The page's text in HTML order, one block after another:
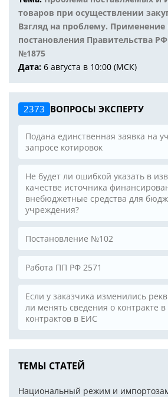
товаров при осуществлении
Взгляд на проблему.
постановления Правительства РФ
№1875
Дата: 6 августа в 10:00 (МСК)
2373 ВОПРОСЫ ЭКСПЕРТУ
Подана единственная заявка на
запросе котировок
Не будет ли ошибкой указать в
качестве источника
внебюджетные средства для
учреждения?
Постановление №102
Работа ПП РФ 2571
Если у заказчика изменились
ли менять сведения о контракте в
контрактов в ЕИС
ТЕМЫ СТАТЕЙ
Национальный режим и